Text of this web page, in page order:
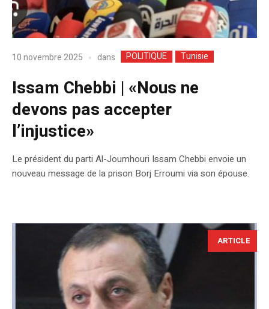
10 novembre 2025 dans POLITIQUE Tunisie
Issam Chebbi | «Nous ne
devons pas accepter
l’injustice»
Le président du parti Al-Joumhouri Issam Chebbi envoie un
nouveau message de la prison Borj Erroumi via son épouse.
ARTICLE